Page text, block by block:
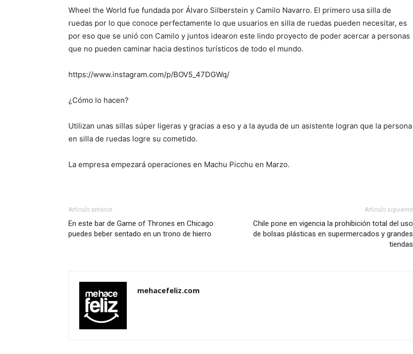
Wheel the World fue fundada por Álvaro Silberstein y Camilo Navarro. El primero usa silla de
ruedas por lo que conoce perfectamente lo que usuarios en silla de ruedas pueden necesitar, es
por eso que se unió con Camilo y juntos idearon este lindo proyecto de poder acercar a personas
que no pueden caminar hacia destinos turísticos de todo el mundo.
https://www.instagram.com/p/BOV5_47DGWq/
¿Cómo lo hacen?
Utilizan unas sillas súper ligeras y gracias a eso y a la ayuda de un asistente logran que la persona
en silla de ruedas logre su cometido.
La empresa empezará operaciones en Machu Picchu en Marzo.
Artículo anterior
En este bar de Game of Thrones en Chicago
puedes beber sentado en un trono de hierro
Artículo siguiente
Chile pone en vigencia la prohibición total del uso
de bolsas plásticas en supermercados y grandes
tiendas
mehacefeliz.com